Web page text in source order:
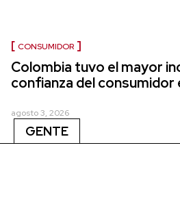
CONSUMIDOR
Colombia tuvo el mayor
confianza del consumidor
agosto 3, 2026
GENTE